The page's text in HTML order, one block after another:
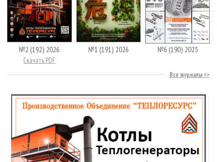
№2 (192) 2026
Скачать PDF
№1 (191) 2026 №6 (190) 2025
Все журналы